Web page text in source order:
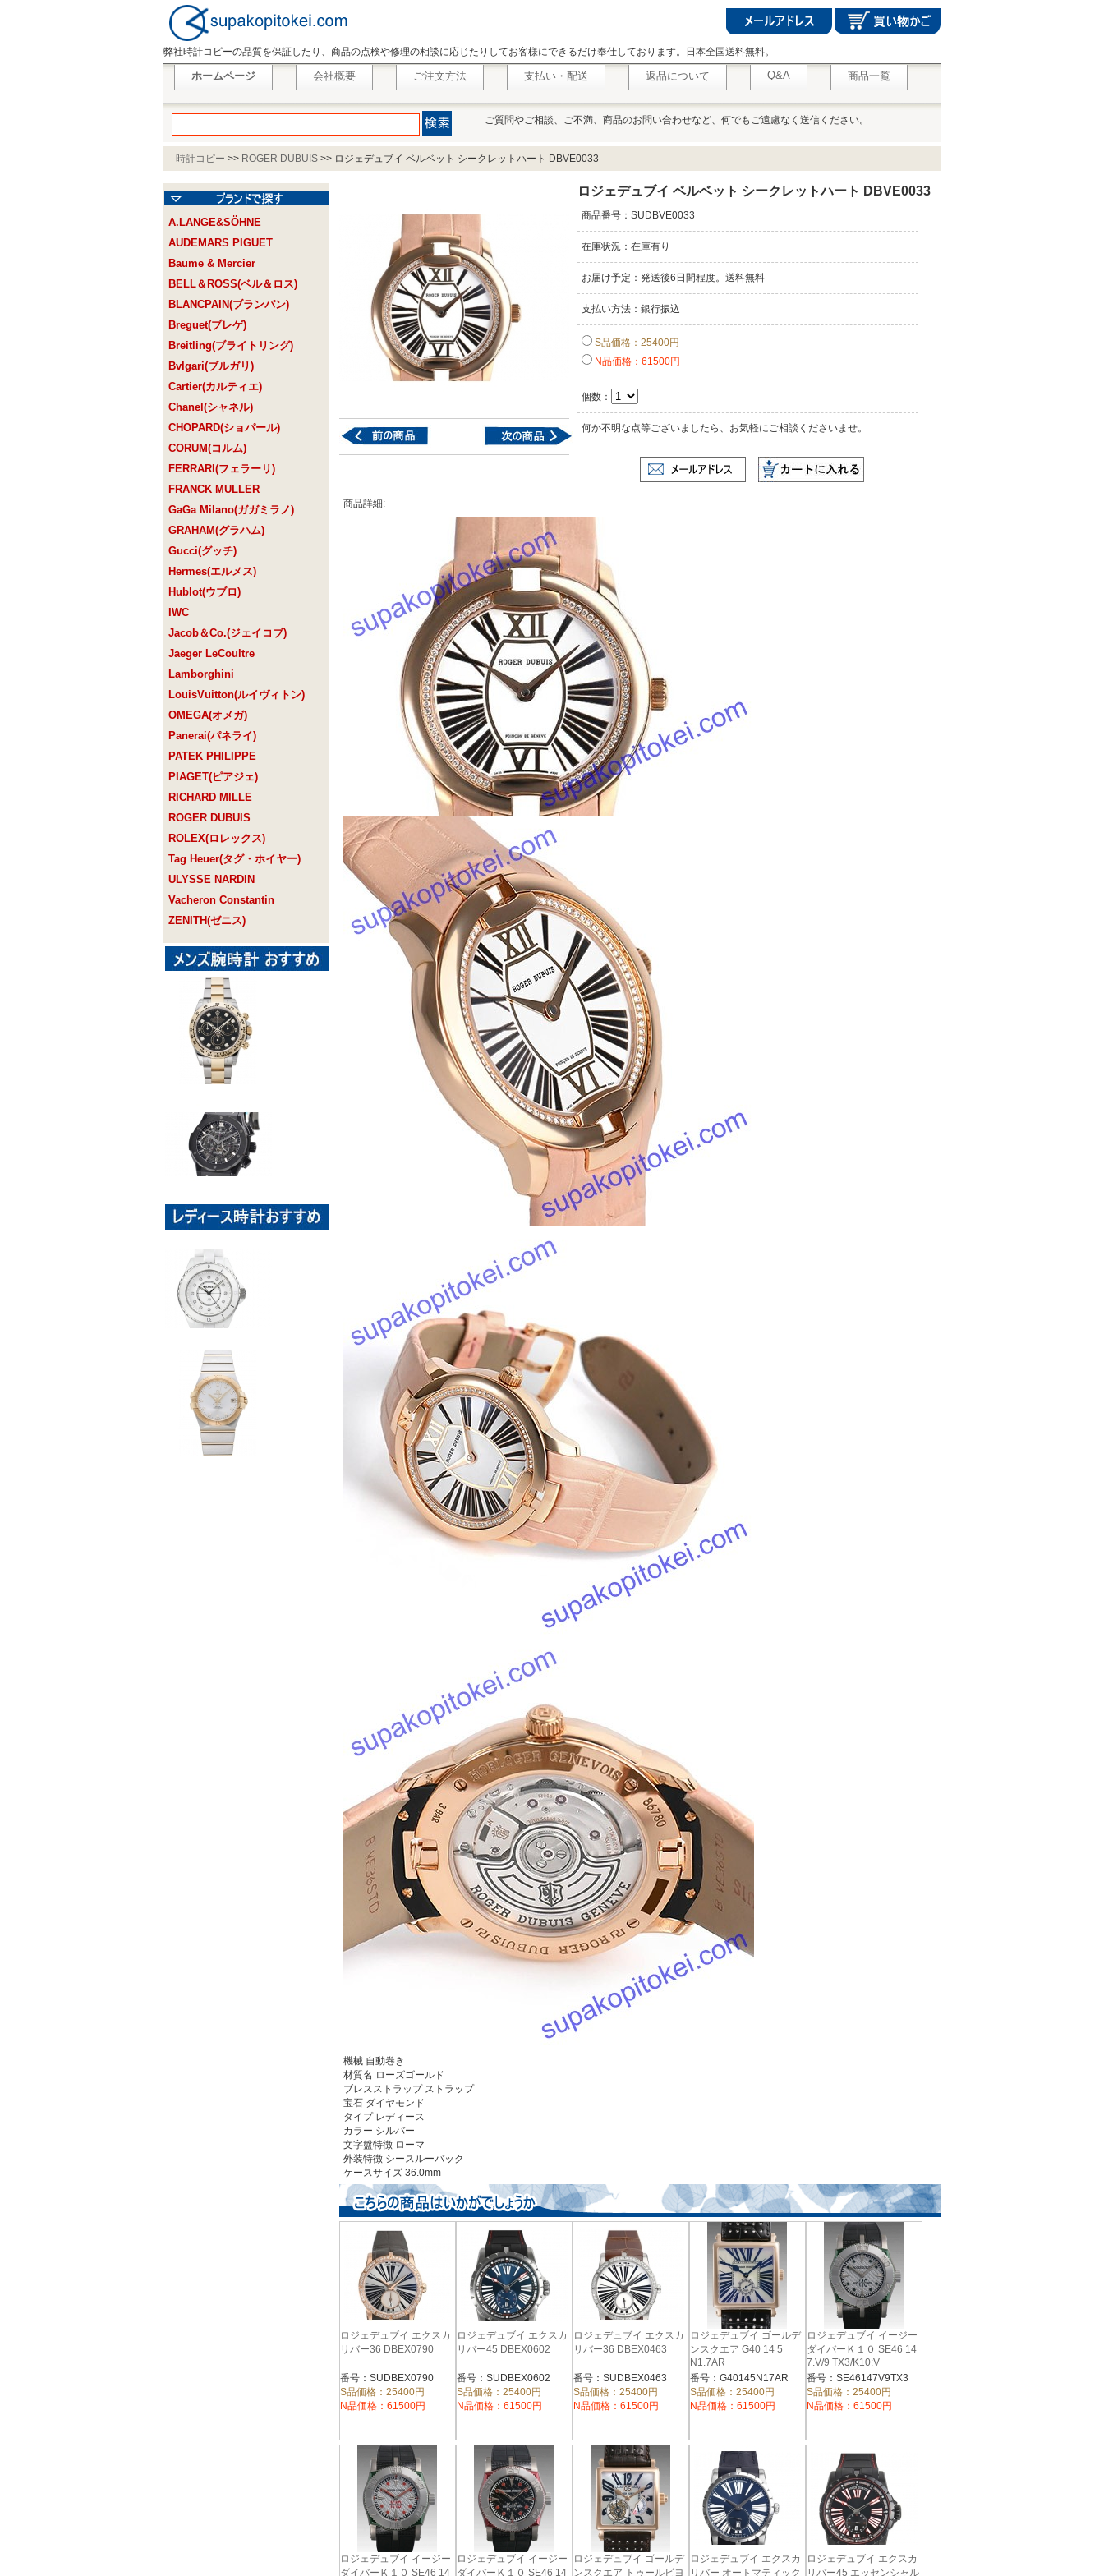
弊社時計コピーの品質を保証したり、商品の点検や修理の相談に応じたりしてお客様にできるだけ奉仕しております。日本全国送料無料。
ホームページ 会社概要 ご注文方法 支払い・配送 返品について Q&A 商品一覧
ご質問やご相談、ご不満、商品のお問い合わせなど、何でもご遠慮なく送信ください。
時計コピー >> ROGER DUBUIS >> ロジェデュブイ ベルベット シークレットハート DBVE0033
A.LANGE&SÖHNE
AUDEMARS PIGUET
Baume & Mercier
BELL＆ROSS(ベル＆ロス)
BLANCPAIN(ブランパン)
Breguet(ブレゲ)
Breitling(ブライトリング)
Bvlgari(ブルガリ)
Cartier(カルティエ)
Chanel(シャネル)
CHOPARD(ショパール)
CORUM(コルム)
FERRARI(フェラーリ)
FRANCK MULLER
GaGa Milano(ガガミラノ)
GRAHAM(グラハム)
Gucci(グッチ)
Hermes(エルメス)
Hublot(ウブロ)
IWC
Jacob＆Co.(ジェイコブ)
Jaeger LeCoultre
Lamborghini
LouisVuitton(ルイヴィトン)
OMEGA(オメガ)
Panerai(パネライ)
PATEK PHILIPPE
PIAGET(ピアジェ)
RICHARD MILLE
ROGER DUBUIS
ROLEX(ロレックス)
Tag Heuer(タグ・ホイヤー)
ULYSSE NARDIN
Vacheron Constantin
ZENITH(ゼニス)
ロジェデュブイ ベルベット シークレットハート DBVE0033
商品番号：SUDBVE0033
在庫状況：在庫有り
お届け予定：発送後6日間程度。送料無料
支払い方法：銀行振込
S品価格：25400円
N品価格：61500円
個数：
何か不明な点等ございましたら、お気軽にご相談くださいませ。
商品詳細:
機械 自動巻き
材質名 ローズゴールド
ブレスストラップ ストラップ
宝石 ダイヤモンド
タイプ レディース
カラー シルバー
文字盤特徴 ローマ
外装特徴 シースルーバック
ケースサイズ 36.0mm
ロジェデュブイ エクスカ
リバー36 DBEX0790
番号：SUDBEX0790
S品価格：25400円
N品価格：61500円
ロジェデュブイ エクスカ
リバー45 DBEX0602
番号：SUDBEX0602
S品価格：25400円
N品価格：61500円
ロジェデュブイ エクスカ
リバー36 DBEX0463
番号：SUDBEX0463
S品価格：25400円
N品価格：61500円
ロジェデュブイ ゴールデ
ンスクエア G40 14 5
N1.7AR
番号：G40145N17AR
S品価格：25400円
N品価格：61500円
ロジェデュブイ イージー
ダイバーＫ１０ SE46 14
7.V/9 TX3/K10:V
番号：SE46147V9TX3
S品価格：25400円
N品価格：61500円
ロジェデュブイ イージー
ダイバーＫ１０ SE46 14
ロジェデュブイ イージー
ダイバーＫ１０ SE46 14
ロジェデュブイ ゴールデ
ンスクエア トゥールビヨ
ロジェデュブイ エクスカ
リバー オートマティック
ロジェデュブイ エクスカ
リバー45 エッセンシャル